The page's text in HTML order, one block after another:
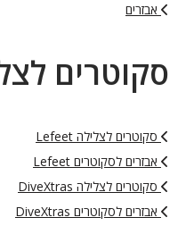
אבזרים
סקוטרים
סקוטרים לצלילה Lefeet
אבזרים לסקוטרים Lefeet
סקוטרים לצלילה DiveXtras
אבזרים לסקוטרים DiveXtras